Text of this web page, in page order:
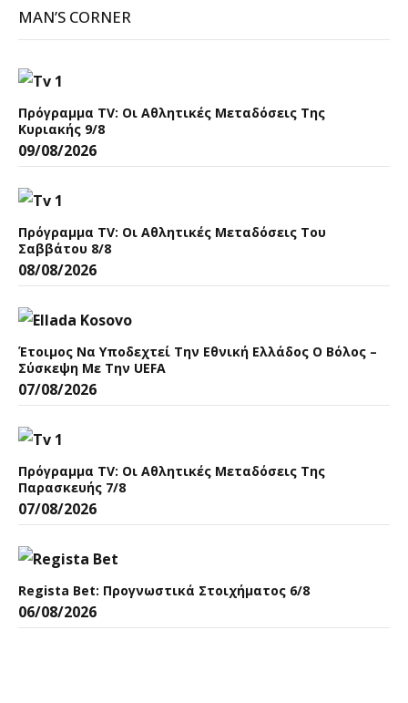
MAN’S CORNER
Πρόγραμμα TV: Οι Αθλητικές Μεταδόσεις Της
Κυριακής 9/8
09/08/2026
Πρόγραμμα TV: Οι Αθλητικές Μεταδόσεις Του
Σαββάτου 8/8
08/08/2026
Έτοιμος Να Υποδεχτεί Την Εθνική Ελλάδος Ο Βόλος –
Σύσκεψη Με Την UEFA
07/08/2026
Πρόγραμμα TV: Οι Αθλητικές Μεταδόσεις Της
Παρασκευής 7/8
07/08/2026
Regista Bet: Προγνωστικά Στοιχήματος 6/8
06/08/2026